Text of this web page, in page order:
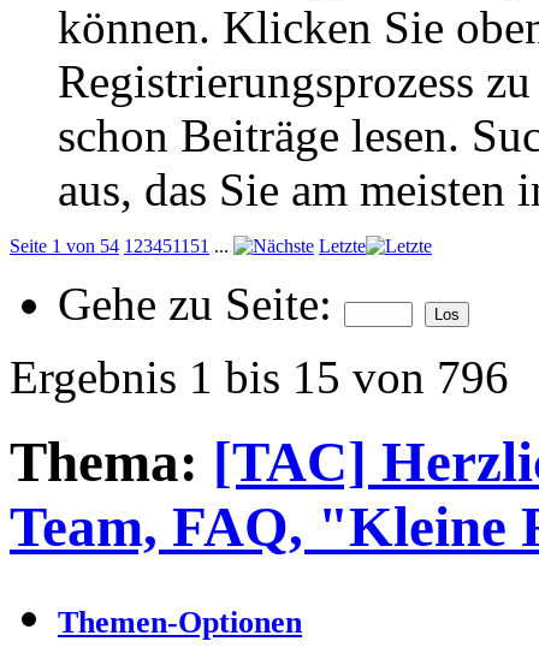
können. Klicken Sie
Registrierungsprozess
schon Beiträge lesen.
aus, das Sie am meisten
Seite 1 von 54 1 234511 51 ... Letzte
Gehe zu Seite:
Ergebnis 1 bis 15 von 796
Thema: [TAC]
Team, FAQ, "Kleine
Themen-Optionen